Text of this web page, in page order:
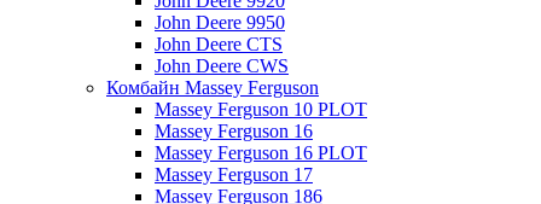
John Deere 9950
John Deere CTS
John Deere CWS
Комбайн Massey Ferguson
Massey Ferguson 10 PLOT
Massey Ferguson 16
Massey Ferguson 16 PLOT
Massey Ferguson 17
Massey Ferguson 186